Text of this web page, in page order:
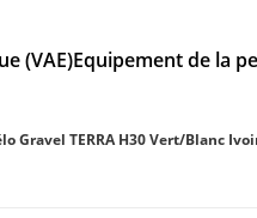
(VAE)Equipement de la
Gravel TERRA H30 Vert/Blanc